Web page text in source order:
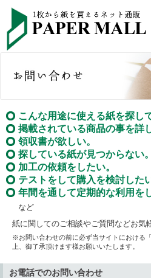
こんな用途に使える紙を探し
掲載されている商品の事を詳
領収書が欲しい。
探している紙が見つからない。
加工の依頼をしたい。
テストをして購入を検討した
年間を通して定期的な利用を
など
紙に関してのご相談やご質問などお気
※お問い合わせの前に必ず当サイトにおける「
上、御了承頂けます様お願いいたします。
お電話でのお問い合わせ